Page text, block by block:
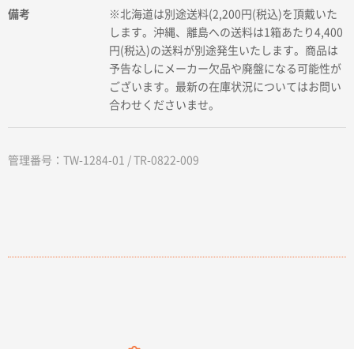
備考
※北海道は別途送料(2,200円(税込)を頂戴いた
します。沖縄、離島への送料は1箱あたり4,400
円(税込)の送料が別途発生いたします。商品は
予告なしにメーカー欠品や廃盤になる可能性が
ございます。最新の在庫状況についてはお問い
合わせくださいませ。
管理番号：TW-1284-01 / TR-0822-009